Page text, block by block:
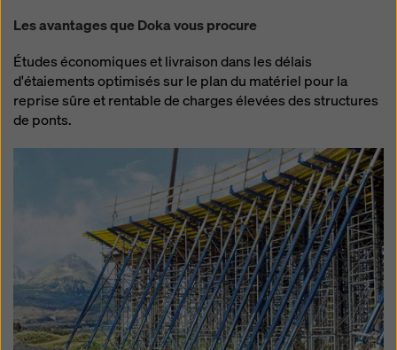
Les avantages que Doka vous procure
Études économiques et livraison dans les délais
d'étaiements optimisés sur le plan du matériel pour la
reprise sûre et rentable de charges élevées des structures
de ponts.